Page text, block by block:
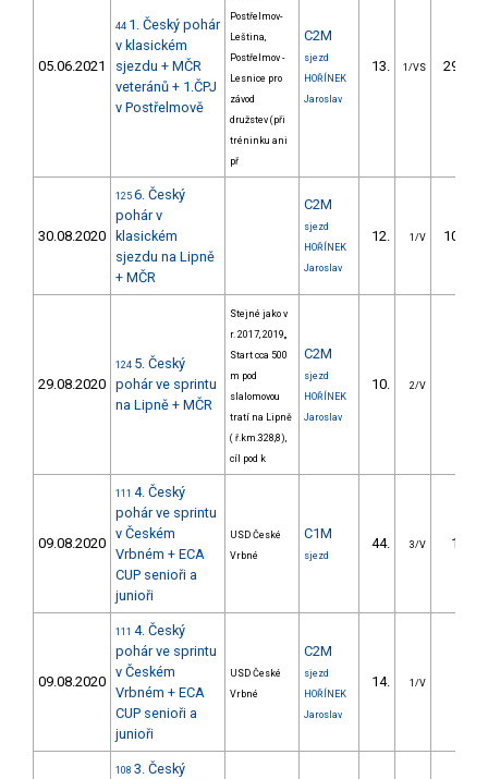
05.06.2021
44 1. Český pohár
v klasickém
sjezdu + MČR
veteránů + 1.ČPJ
v Postřelmově
Postřelmov-
Leština,
Postřelmov -
Lesnice pro
závod
družstev (při
tréninku ani
př
C2M
sjezd
HOŘÍNEK
Jaroslav
13. 1/VS 294.21
30.08.2020
125 6. Český
pohár v
klasickém
sjezdu na Lipně
+ MČR
C2M
sjezd
HOŘÍNEK
Jaroslav
12. 1/V 103.81
29.08.2020
124 5. Český
pohár ve sprintu
na Lipně + MČR
Stejné jako v
r. 2017, 2019,,
Start cca 500
m pod
slalomovou
tratí na Lipně
( ř.km.328,8),
cíl pod k
C2M
sjezd
HOŘÍNEK
Jaroslav
10. 2/V
09.08.2020
111 4. Český
pohár ve sprintu
v Českém
Vrbném + ECA
CUP senioři a
junioři
USD České
Vrbné
C1M
sjezd
44. 3/V 15.48
09.08.2020
111 4. Český
pohár ve sprintu
v Českém
Vrbném + ECA
CUP senioři a
junioři
USD České
Vrbné
C2M
sjezd
HOŘÍNEK
Jaroslav
14. 1/V
108 3. Český